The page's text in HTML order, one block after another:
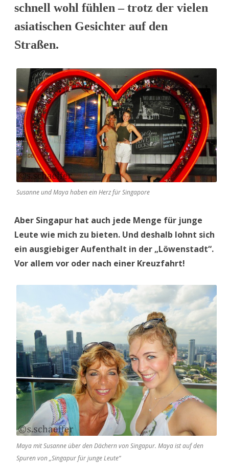
schnell wohl fühlen – trotz der vielen
asiatischen Gesichter auf den
Straßen.
Susanne und Maya haben ein Herz für Singapore
Aber Singapur hat auch jede Menge für junge
Leute wie mich zu bieten. Und deshalb lohnt sich
ein ausgiebiger Aufenthalt in der „Löwenstadt“.
Vor allem vor oder nach einer Kreuzfahrt!
Maya mit Susanne über den Dächern von Singapur. Maya ist auf den
Spuren von „Singapur für junge Leute“